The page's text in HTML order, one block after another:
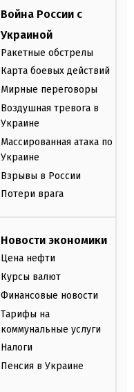
Война России с
Украиной
Ракетные обстрелы
Карта боевых действий
Мирные переговоры
Воздушная тревога в
Украине
Массированная атака по
Украине
Взрывы в России
Потери врага
Новости экономики
Цена нефти
Курсы валют
Финансовые новости
Тарифы на
коммунальные услуги
Налоги
Пенсия в Украине